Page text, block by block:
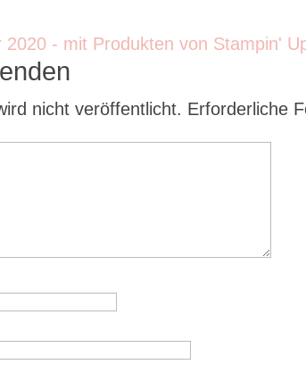
nicht veröffentlicht. Erforderliche